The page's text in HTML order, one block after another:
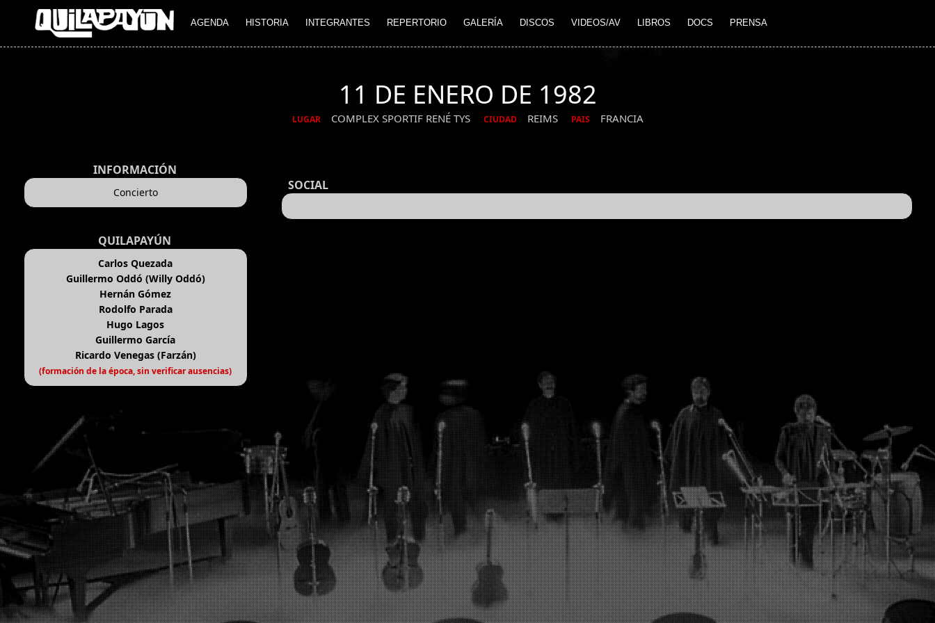
AGENDA HISTORIA INTEGRANTES REPERTORIO GALERÍA DISCOS VIDEOS/AV LIBROS DOCS PRENSA
11 DE ENERO DE 1982
LUGAR COMPLEX SPORTIF RENÉ TYS CIUDAD REIMS PAIS FRANCIA
INFORMACIÓN
Concierto
QUILAPAYÚN
Carlos Quezada
Guillermo Oddó (Willy Oddó)
Hernán Gómez
Rodolfo Parada
Hugo Lagos
Guillermo García
Ricardo Venegas (Farzán)
(formación de la época, sin verificar ausencias)
SOCIAL